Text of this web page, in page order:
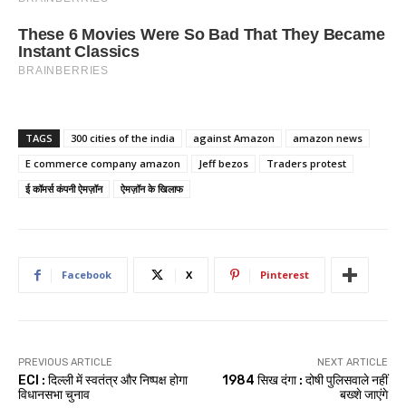
TAGS 300 cities of the india against Amazon
amazon news
E commerce company amazon
Jeff bezos
Traders protest
ई कॉमर्स कंपनी ऐमज़ॉन
ऐमज़ॉन के खिलाफ
Facebook X Pinterest
PREVIOUS ARTICLE
ECI : दिल्ली में स्वतंत्र और निष्पक्ष होगा
विधानसभा चुनाव
NEXT ARTICLE
1984 सिख दंगा : दोषी पुलिसवाले नहीं
बख्शे जाएंगे